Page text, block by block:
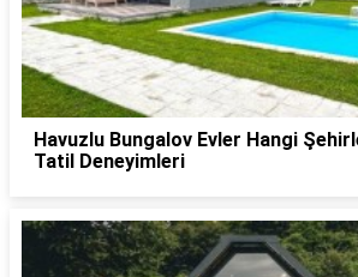
Havuzlu Bungalov Evler Hangi
Tatil Deneyimleri